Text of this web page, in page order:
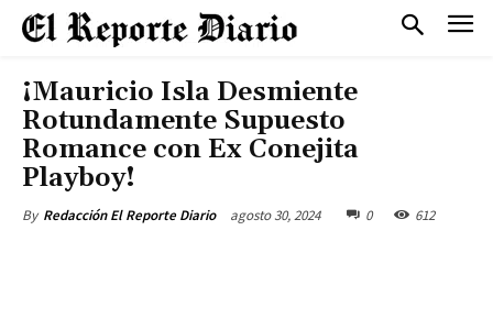
¡Mauricio Isla Desmiente
Rotundamente Supuesto
Romance con Ex Conejita
Playboy!
By Redacción El Reporte Diario agosto 30, 2024 0 612